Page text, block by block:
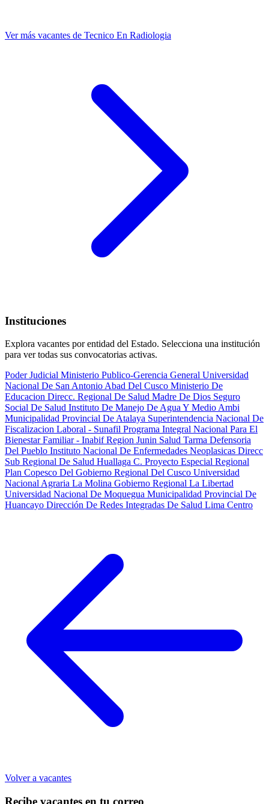
Ver más vacantes de Tecnico En Radiologia
Instituciones
Explora vacantes por entidad del Estado. Selecciona una institución
para ver todas sus convocatorias activas.
Poder Judicial Ministerio Publico-Gerencia General Universidad
Nacional De San Antonio Abad Del Cusco Ministerio De
Educacion Direcc. Regional De Salud Madre De Dios Seguro
Social De Salud Instituto De Manejo De Agua Y Medio Ambi
Municipalidad Provincial De Atalaya Superintendencia Nacional De
Fiscalizacion Laboral - Sunafil Programa Integral Nacional Para El
Bienestar Familiar - InabifRegion Junin Salud Tarma Defensoria
Del Pueblo Instituto Nacional De Enfermedades Neoplasicas Direcc
Sub Regional De Salud Huallaga C. Proyecto Especial Regional
Plan Copesco Del Gobierno Regional Del Cusco Universidad
Nacional Agraria La Molina Gobierno Regional La Libertad
Universidad Nacional De Moquegua Municipalidad Provincial De
Huancayo Dirección De Redes Integradas De Salud Lima Centro
Volver a vacantes
Recibe vacantes en tu correo